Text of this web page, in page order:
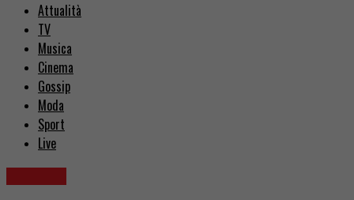
Attualità
TV
Musica
Cinema
Gossip
Moda
Sport
Live